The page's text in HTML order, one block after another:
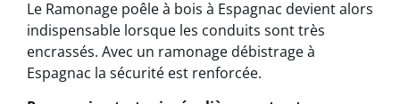
Le Ramonage poêle à bois à Espagnac devient alors
indispensable lorsque les conduits sont très
encrassés. Avec un ramonage débistrage à
Espagnac la sécurité est renforcée.